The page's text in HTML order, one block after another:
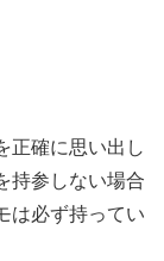
正確に思い出し
持参しない場合
は必ず持ってい